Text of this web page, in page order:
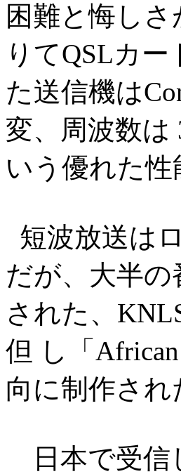
困難と悔し
りてQSLカ
た送信機は
変、周波数は
いう優れた
短波放送は
だが、大半
された、
但 し「
向に制作さ
日本で受信